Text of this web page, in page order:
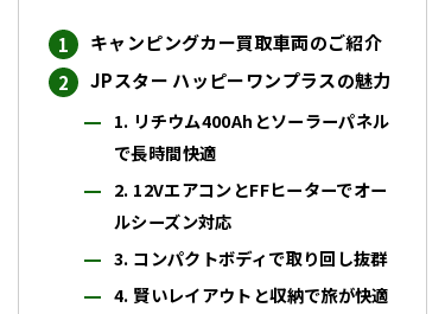
キャンピングカー買取車両のご紹介
JPスター ハッピーワンプラスの魅力
1. リチウム400Ahとソーラーパネル
で長時間快適
2. 12VエアコンとFFヒーターでオー
ルシーズン対応
3. コンパクトボディで取り回し抜群
4. 賢いレイアウトと収納で旅が快適